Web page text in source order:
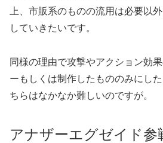
上、市販系のものの流用は必要以
していきたいです。
同様の理由で攻撃やアクション効
ーもしくは制作したもののみにし
ちらはなかなか難しいのですが。
アナザーエグゼイド参